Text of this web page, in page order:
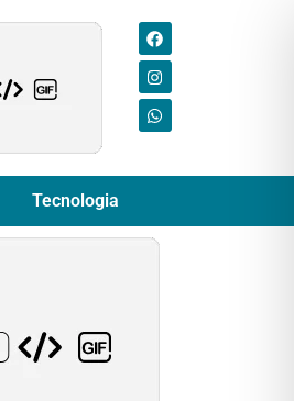
Tecnologia